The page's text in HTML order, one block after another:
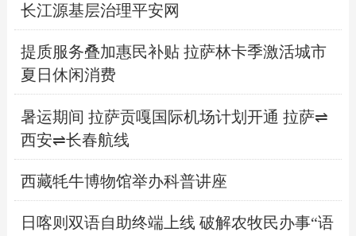
长江源基层治理平安网
提质服务叠加惠民补贴 拉萨林卡季激活城市
夏日休闲消费
暑运期间 拉萨贡嘎国际机场计划开通 拉萨⇌
西安⇌长春航线
西藏牦牛博物馆举办科普讲座
日喀则双语自助终端上线 破解农牧民办事“语